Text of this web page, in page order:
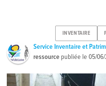
INVENTAIRE
Service Inventaire et
ressource publiée le05/